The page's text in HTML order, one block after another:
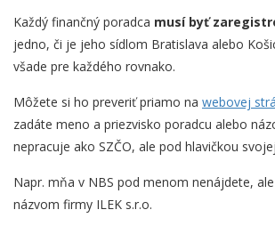
Každý finančný poradca musí byť
jedno, či je jeho sídlom Bratislava alebo
všade pre každého rovnako.
Môžete si ho preveriť priamo na webovej
zadáte meno a priezvisko poradcu alebo
nepracuje ako SZČO, ale pod hlavičkou
Napr. mňa v NBS pod menom nenájdete,
názvom firmy ILEK s.r.o.